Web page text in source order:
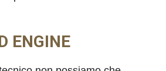
ENGINE